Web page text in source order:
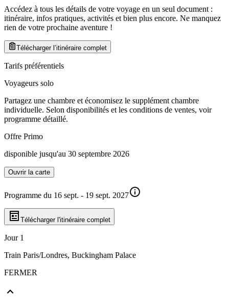
Accédez à tous les détails de votre voyage en un seul document :
itinéraire, infos pratiques, activités et bien plus encore. Ne manquez
rien de votre prochaine aventure !
Télécharger l’itinéraire complet
Tarifs préférentiels
Voyageurs solo
Partagez une chambre et économisez le supplément chambre
individuelle. Selon disponibilités et les conditions de ventes, voir
programme détaillé.
Offre Primo
disponible jusqu'au 30 septembre 2026
Ouvrir la carte
Programme du 16 sept. - 19 sept. 2027
Télécharger l'itinéraire complet
Jour 1
Train Paris/Londres, Buckingham Palace
FERMER